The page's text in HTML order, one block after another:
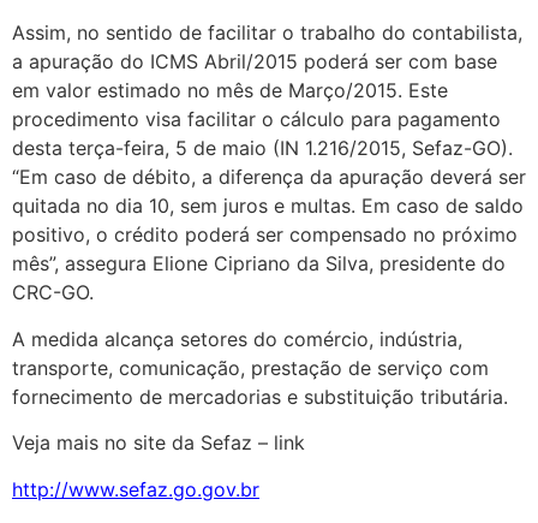
Assim, no sentido de facilitar o trabalho do contabilista,
a apuração do ICMS Abril/2015 poderá ser com base
em valor estimado no mês de Março/2015. Este
procedimento visa facilitar o cálculo para pagamento
desta terça-feira, 5 de maio (IN 1.216/2015, Sefaz-GO).
“Em caso de débito, a diferença da apuração deverá ser
quitada no dia 10, sem juros e multas. Em caso de saldo
positivo, o crédito poderá ser compensado no próximo
mês”, assegura Elione Cipriano da Silva, presidente do
CRC-GO.
A medida alcança setores do comércio, indústria,
transporte, comunicação, prestação de serviço com
fornecimento de mercadorias e substituição tributária.
Veja mais no site da Sefaz – link
http://www.sefaz.go.gov.br